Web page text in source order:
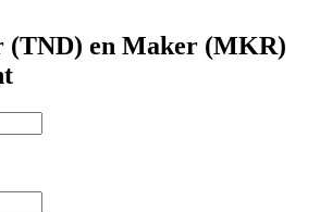
(TND) en Maker (MKR)